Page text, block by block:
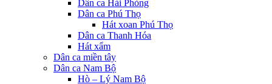
Dân ca Hải Phòng
Dân ca Phú Thọ
Hát xoan Phú Thọ
Dân ca Thanh Hóa
Hát xẩm
Dân ca miền tây
Dân ca Nam Bộ
Hò – Lý Nam Bộ